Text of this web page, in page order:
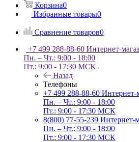
Корзина0
Избранные товары0
Сравнение товаров0
+7 499 288-88-60 Интернет-
Пн. – Чт.: 9:00 - 18:00
Пт.: 9:00 - 17:30 МСК
Назад
Телефоны
+7 499 288-88-60 Интернет-
Пн. – Чт.: 9:00 - 18:00
Пт.: 9:00 - 17:30 МСК
8(800) 77-55-239 Интернет-
Пн. – Чт.: 9:00 - 18:00
Пт.: 9:00 - 17:30 МСК